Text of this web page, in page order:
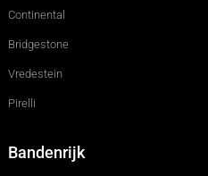
Continental
Bridgestone
Vredestein
Pirelli
Bandenrijk